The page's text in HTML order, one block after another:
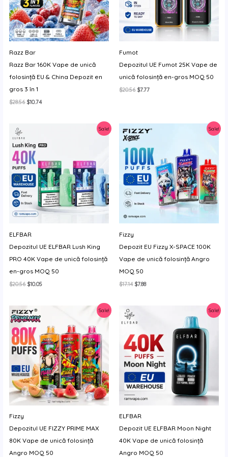
Razz Bar
Razz Bar 160K Vape de unică
folosință EU & China Depozit en
gros 3 în 1
$28.56Prețul
$10.74Prețul
Fumot
Depozitul UE Fumot 25K Vape de
unică folosință en-gros MOQ 50
$20.56 Prețul
$7.77Prețul
Sale!
ELFBAR
Depozitul UE ELFBAR Lush King
PRO 40K Vape de unică folosință
en-gros MOQ 50
$20.56 Prețul
$20.56.
$10.05Prețul
Sale!
Fizzy
Depozit EU Fizzy X-SPACE 100K
Vape de unică folosință Angro
MOQ 50
$17.14 Prețul
$7.88Prețul
Sale!
Fizzy
Depozitul UE FIZZY PRIME MAX
80K Vape de unică folosință
Angro MOQ 50
Sale!
ELFBAR
Depozit UE ELFBAR Moon Night
40K Vape de unică folosință
Angro MOQ 50